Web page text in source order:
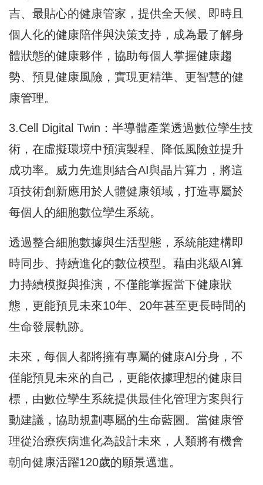
吉、最貼心的健康管家，提供全天候、即時且
個人化的健康陪伴與決策支持，成為最了解身
體狀態的健康夥伴，協助每個人掌握健康趨
勢、預見健康風險，實現更精準、更智慧的健
康管理。
3.Cell Digital Twin：半導體產業透過數位孿生技
術，在虛擬環境中預演製程、降低風險並提升
成功率。威力先進則結合AI與晶片算力，將這
項技術創新應用於人體健康領域，打造專屬於
每個人的細胞數位孿生系統。
透過整合細胞數據與生活型態，系統能建構即
時同步、持續進化的數位模型。藉由兆級AI算
力持續模擬與推演，不僅能掌握當下健康狀
態，更能預見未來10年、20年甚至更長時間的
生命發展軌跡。
未來，每個人都將擁有專屬的健康AI分身，不
僅能預見未來的自己，更能依據理想的健康目
標，由數位孿生系統提供最佳化管理方案與行
動建議，協助規劃專屬的生命藍圖。當健康管
理從治療疾病進化為設計未來，人類將有機會
朝向健康活躍120歲的願景邁進。